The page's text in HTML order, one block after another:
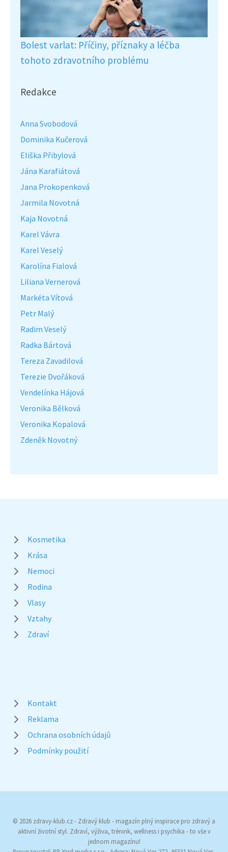
Bolest varlat: Příčiny, příznaky a léčba
tohoto zdravotního problému
Redakce
Anna Svobodová
Dominika Kučerová
Eliška Přibylová
Jána Karafiátová
Jana Prokopenková
Jarmila Novotná
Kaja Novotná
Karel Vávra
Karel Veselý
Karolína Fialová
Liliana Vernerová
Markéta Vítová
Petr Malý
Radim Veselý
Radka Bártová
Tereza Zavadilová
Terezie Dvořáková
Vendelínka Hájová
Veronika Bělková
Veronika Kopalová
Zdeněk Novotný
Kosmetika
Krása
Nemoci
Rodina
Vlasy
Vztahy
Zdraví
Kontakt
Reklama
Ochrana osobních údajů
Podmínky použití
© 2026 zdravy-klub.cz - Zdravý klub - magazín plný inspirace pro zdravý a
aktivní životní styl. Zdraví, výživa, trénink, wellness i psychika - to vše v
jednom magazínu!